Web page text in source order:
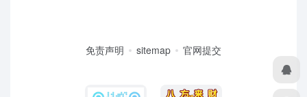
免责声明 sitemap 官网提交